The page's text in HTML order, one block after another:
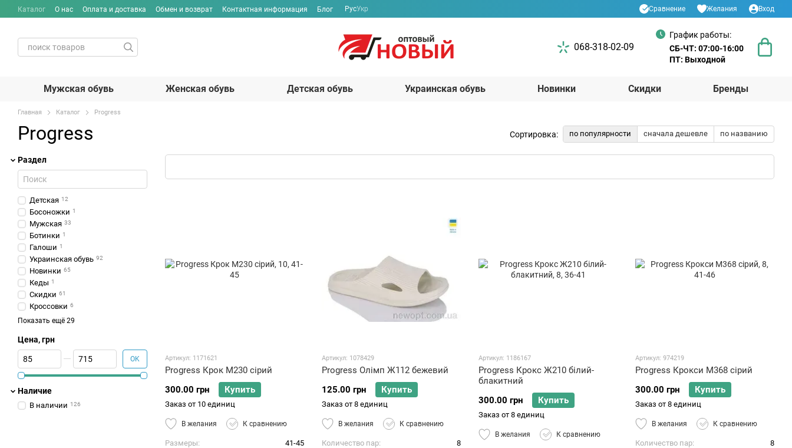
Перейти к основному контенту
Каталог О нас Оплата и доставка Обмен и возврат Контактная информация Блог РусУкр Сравнение Желания Вход
068-318-02-09
График работы:
СБ-ЧТ: 07:00-16:00
ПТ: Выходной
Мужская обувь Женская обувь Детская обувь Украинская обувь Новинки Скидки Бренды
Главная Каталог Progress
Progress Сортировка: по популярности сначала дешевле по названию
Артикул: 1171621
Progress Крок М230 сірий
300.00 грн
Купить
Заказ от 10 единиц
В желания К сравнению
Размеры
41-45
Артикул: 1078429
Progress Олімп Ж112 бежевий
125.00 грн
Купить
Заказ от 8 единиц
В желания К сравнению
Количество пар
8
Артикул: 1186167
Progress Крокс Ж210 білий-
блакитний
300.00 грн
Купить
Заказ от 8 единиц
В желания К сравнению
Артикул: 974219
Progress Крокси М368 сірий
300.00 грн
Купить
Заказ от 8 единиц
В желания К сравнению
Количество пар
8
Раздел
Детская 12
Босоножки 1
Мужская 33
Ботинки 1
Галоши 1
Украинская обувь 92
Новинки 65
Кеды 1
Скидки 61
Кроссовки 6
Кроксы 4
Кроссовки
4
Кроссовки 5
Сапоги из пены
Слипоны
Показать ещё 29
Цена, грн
От Цена, грн
До Цена, грн OK
Наличие
В наличии 126